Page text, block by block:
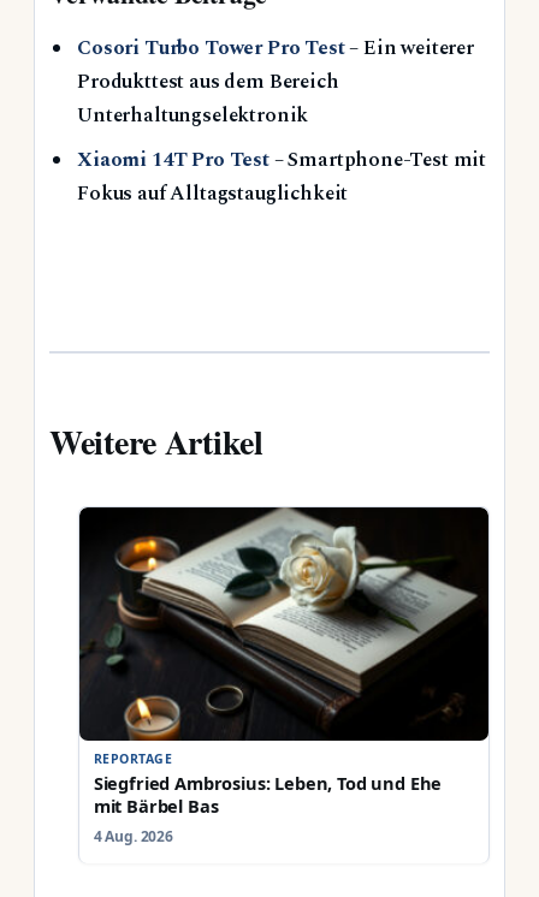
Cosori Turbo Tower Pro Test– Ein weiterer
Produkttest aus dem Bereich
Unterhaltungselektronik
Xiaomi 14T Pro Test– Smartphone-Test mit
Fokus auf Alltagstauglichkeit
Weitere Artikel
REPORTAGE
Siegfried Ambrosius: Leben, Tod und Ehe
mit Bärbel Bas
4 Aug. 2026